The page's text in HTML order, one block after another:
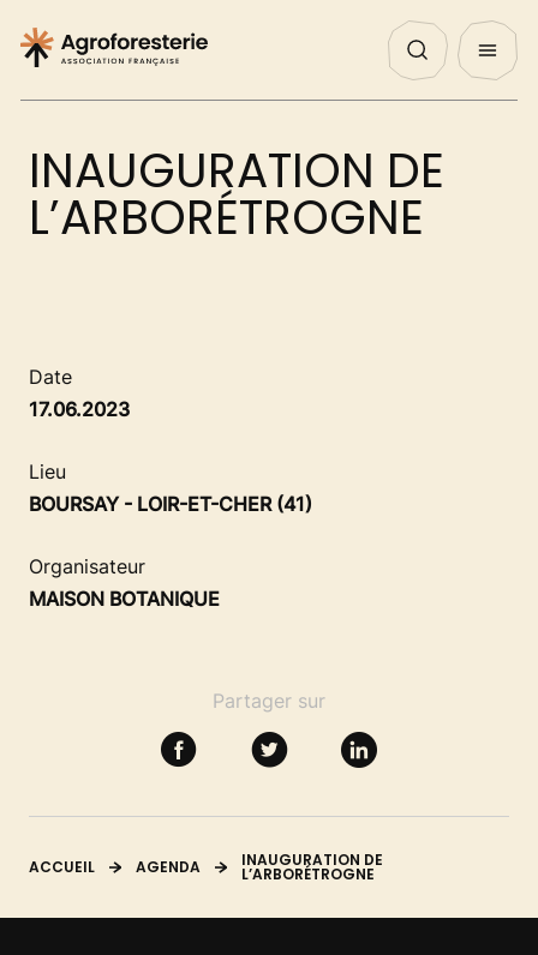
Nos Actualités English
QUI SOMMES NOUS ?
NOS ACTIONS
DÉCOUVRIR
INAUGURATION DE
L’ARBORÉTROGNE
Date
17.06.2023
Lieu
BOURSAY - LOIR-ET-CHER (41)
Organisateur
MAISON BOTANIQUE
Partager sur
ACCUEIL AGENDA INAUGURATION DE
L’ARBORÉTROGNE